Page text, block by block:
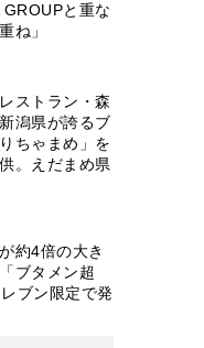
と重な
ね」
ストラン・森
潟県が誇るブ
ちゃまめ」を
。えだまめ県
約4倍の大き
ブタメン超
ブン限定で発